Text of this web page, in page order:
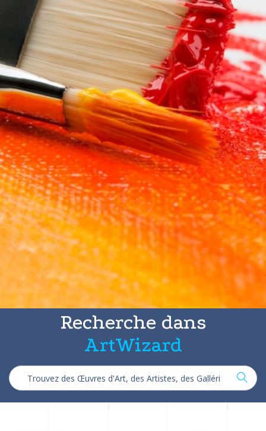
Recherche dans
ArtWizard